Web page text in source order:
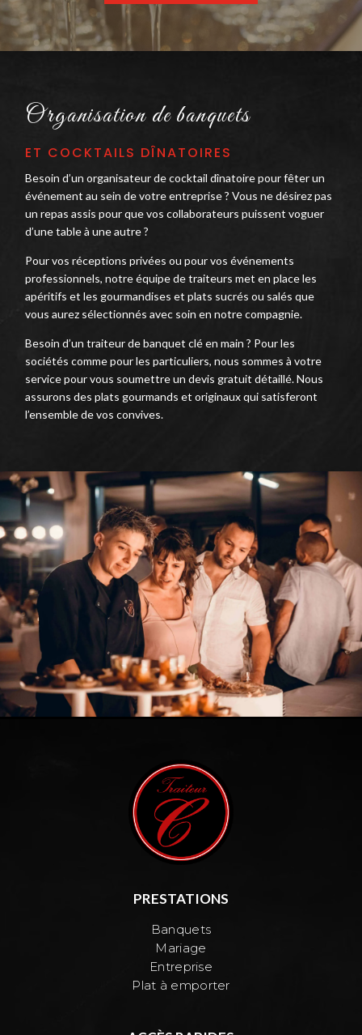
Organisation de banquets
ET COCKTAILS DÎNATOIRES
Besoin d’un organisateur de cocktail dînatoire pour fêter un
événement au sein de votre entreprise ? Vous ne désirez pas
un repas assis pour que vos collaborateurs puissent voguer
d’une table à une autre ?
Pour vos réceptions privées ou pour vos événements
professionnels, notre équipe de traiteurs met en place les
apéritifs et les gourmandises et plats sucrés ou salés que
vous aurez sélectionnés avec soin en notre compagnie.
Besoin d’un traiteur de banquet clé en main ? Pour les
sociétés comme pour les particuliers, nous sommes à votre
service pour vous soumettre un devis gratuit détaillé. Nous
assurons des plats gourmands et originaux qui satisferont
l’ensemble de vos convives.
PRESTATIONS
Banquets
Mariage
Entreprise
Plat à emporter